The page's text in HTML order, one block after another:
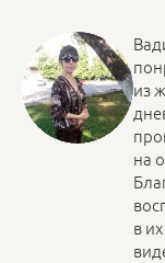
из
на
в